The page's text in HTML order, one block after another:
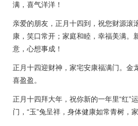
满，喜气洋洋！
亲爱的朋友，正月十四到，祝您财源滚
康，笑口常开；家庭和睦，幸福美满。
意，心想事成！
正月十四迎财神，家宅安康福满门。金
喜盈盈。
正月十四拜大年，祝你新的一年里“红”
门，“玉”兔呈祥，身体健康如常青树，